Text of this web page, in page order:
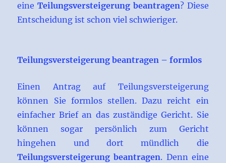
eineTeilungsversteigerung beantragen? Diese
Entscheidung ist schon viel schwieriger.
Teilungsversteigerung beantragen – formlos
Einen Antrag auf Teilungsversteigerung
können Sie formlos stellen. Dazu reicht ein
einfacher Brief an das zuständige Gericht. Sie
können sogar persönlich zum Gericht
hingehen und dort mündlich die
Teilungsversteigerung beantragen. Denn eine